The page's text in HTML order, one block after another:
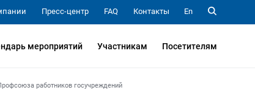
Пресс-центр FAQ Контакты En
мероприятий Участникам Посетителям
работников госучреждений